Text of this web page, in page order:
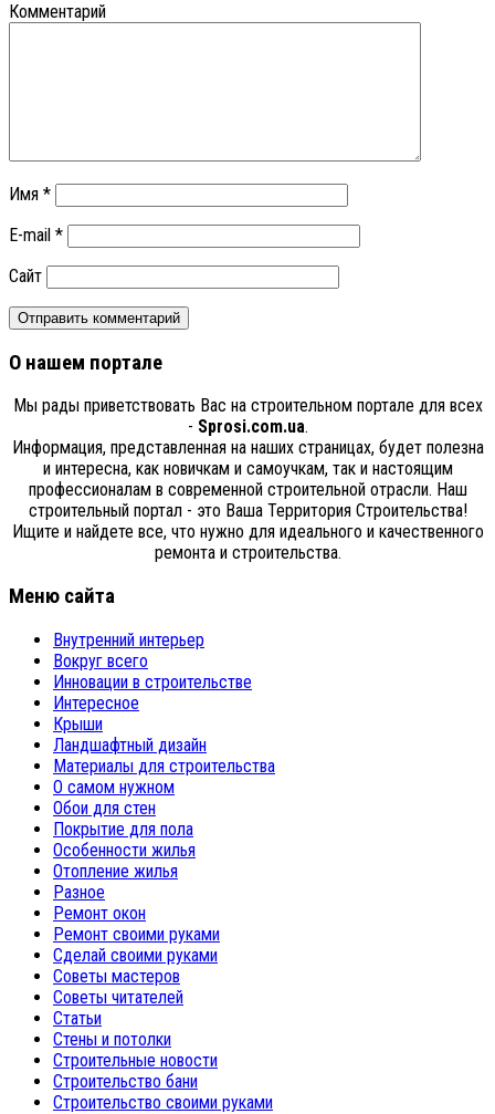
Комментарий
Имя *
E-mail *
Сайт
О нашем портале
Мы рады приветствовать Вас на строительном портале для всех
- Sprosi.com.ua.
Информация, представленная на наших страницах, будет полезна
и интересна, как новичкам и самоучкам, так и настоящим
профессионалам в современной строительной отрасли. Наш
строительный портал - это Ваша Территория Строительства!
Ищите и найдете все, что нужно для идеального и качественного
ремонта и строительства.
Меню сайта
Внутренний интерьер
Вокруг всего
Инновации в строительстве
Интересное
Крыши
Ландшафтный дизайн
Материалы для строительства
О самом нужном
Обои для стен
Покрытие для пола
Особенности жилья
Отопление жилья
Разное
Ремонт окон
Ремонт своими руками
Сделай своими руками
Советы мастеров
Советы читателей
Статьи
Стены и потолки
Строительные новости
Строительство бани
Строительство своими руками